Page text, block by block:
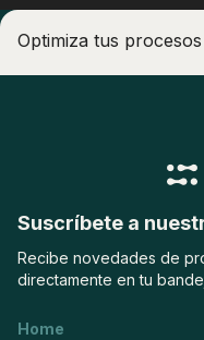
Optimiza tus
Suscríbete a
Recibe novedades de
directamente en tu
Home